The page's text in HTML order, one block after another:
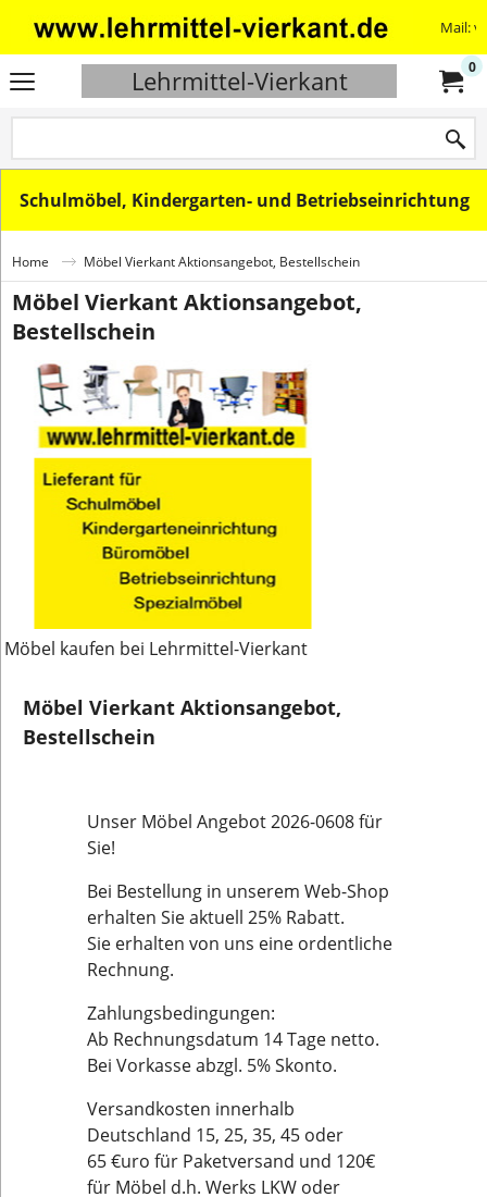
Mail:
Lehrmittel-Vierkant 0
Schulmöbel, Kindergarten- und Betriebseinrichtung
Home Möbel Vierkant Aktionsangebot, Bestellschein
Möbel Vierkant Aktionsangebot,
Bestellschein
Möbel kaufen bei Lehrmittel-Vierkant
Möbel Vierkant Aktionsangebot,
Bestellschein
Unser Möbel Angebot 2026-0608 für
Sie!
Bei Bestellung in unserem Web-Shop
erhalten Sie aktuell 25% Rabatt.
Sie erhalten von uns eine ordentliche
Rechnung.
Zahlungsbedingungen:
Ab Rechnungsdatum 14 Tage netto.
Bei Vorkasse abzgl. 5% Skonto.
Versandkosten innerhalb
Deutschland 15, 25, 35, 45 oder
65 €uro für Paketversand und 120€
für Möbel d.h. Werks LKW oder